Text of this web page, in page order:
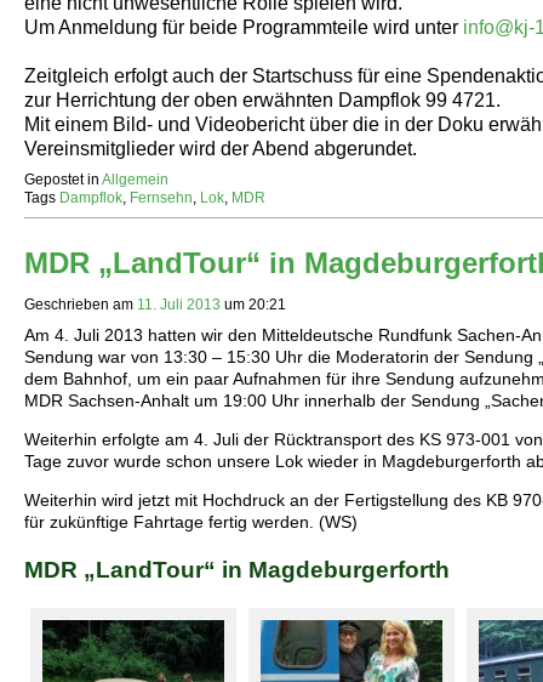
Um Anmeldung für beide Programmteile wird unter info@kj-
Zeitgleich erfolgt auch der Startschuss für eine
zur Herrichtung der oben erwähnten Dampflok 99 4721.
Mit einem Bild- und Videobericht über die in der Doku
Vereinsmitglieder wird der Abend abgerundet.
Gepostet in Allgemein
Tags Dampflok, Fernsehn, Lok, MDR
MDR „LandTour“ in
Geschrieben am 11. Juli 2013 um 20:21
Am 4. Juli 2013 hatten wir den Mitteldeutsche Rundfunk Sachen-
Sendung war von 13:30 – 15:30 Uhr die Moderatorin der Sendung
dem Bahnhof, um ein paar Aufnahmen für ihre Sendung
MDR Sachsen-Anhalt um 19:00 Uhr innerhalb der Sendung
Weiterhin erfolgte am 4. Juli der Rücktransport des KS 973-001
Tage zuvor wurde schon unsere Lok wieder in Magdeburgerforth
Weiterhin wird jetzt mit Hochdruck an der Fertigstellung des KB
für zukünftige Fahrtage fertig werden. (WS)
MDR „LandTour“ in Magdeburgerforth